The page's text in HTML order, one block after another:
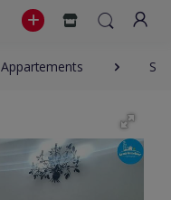
Appartements S+2